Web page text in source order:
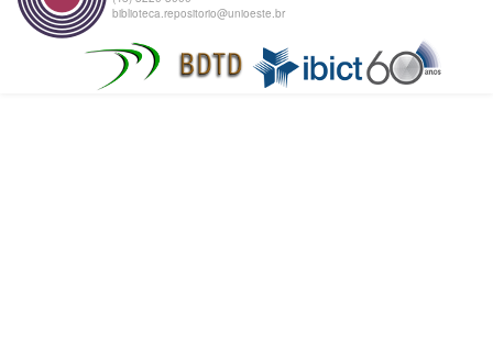
biblioteca.repositorio@unioeste.br